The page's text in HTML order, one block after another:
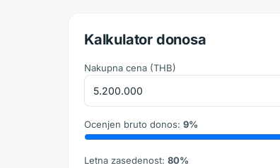
Kalkulator donosa
Nakupna cena (THB)
Ocenjen bruto donos: 9%
Letna zasedenost: 80%